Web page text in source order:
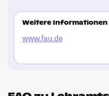
Weitere Informationen
www.fau.de